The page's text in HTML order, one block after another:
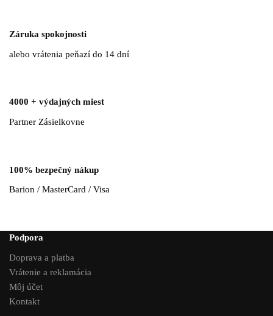
Záruka spokojnosti
alebo vrátenia peňazí do 14 dní
4000 + výdajných miest
Partner Zásielkovne
100% bezpečný nákup
Barion / MasterCard / Visa
Podpora
Doprava a platba
Vrátenie a reklamácia
Môj účet
Kontakt